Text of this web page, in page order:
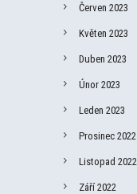
Červen 2023
Květen 2023
Duben 2023
Únor 2023
Leden 2023
Prosinec 2022
Listopad 2022
Září 2022